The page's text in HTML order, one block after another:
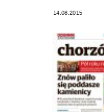
14.08.2015